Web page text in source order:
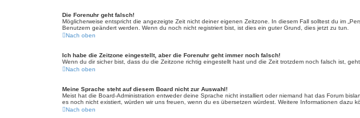
Die Forenuhr geht falsch!
Möglicherweise entspricht die angezeigte Zeit nicht deiner eigenen Zeitzone. In diesem Fall solltest du im
Benutzern geändert werden. Wenn du noch nicht registriert bist, ist dies ein guter Grund, dies jetzt zu tun.
Nach oben
Ich habe die Zeitzone eingestellt, aber die Forenuhr geht immer noch falsch!
Wenn du dir sicher bist, dass du die Zeitzone richtig eingestellt hast und die Zeit trotzdem noch falsch ist,
Nach oben
Meine Sprache steht auf diesem Board nicht zur Auswahl!
Meist hat die Board-Administration entweder deine Sprache nicht installiert oder niemand hat das Forum
es noch nicht existiert, würden wir uns freuen, wenn du es übersetzen würdest. Weitere Informationen dazu
Nach oben